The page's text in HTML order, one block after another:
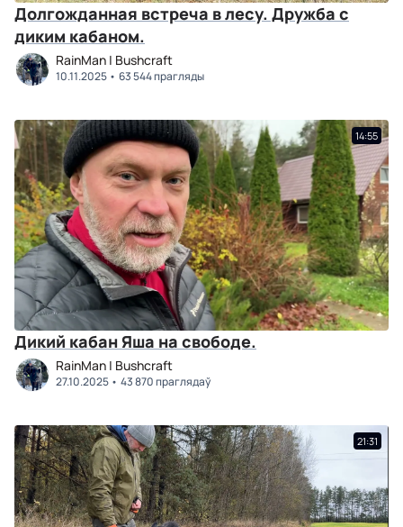
Долгожданная встреча в лесу. Дружба с
диким кабаном.
RainMan | Bushcraft
10.11.2025 63 544 прагляды
14:55
Дикий кабан Яша на свободе.
RainMan | Bushcraft
27.10.2025 43 870 праглядаў
21:31